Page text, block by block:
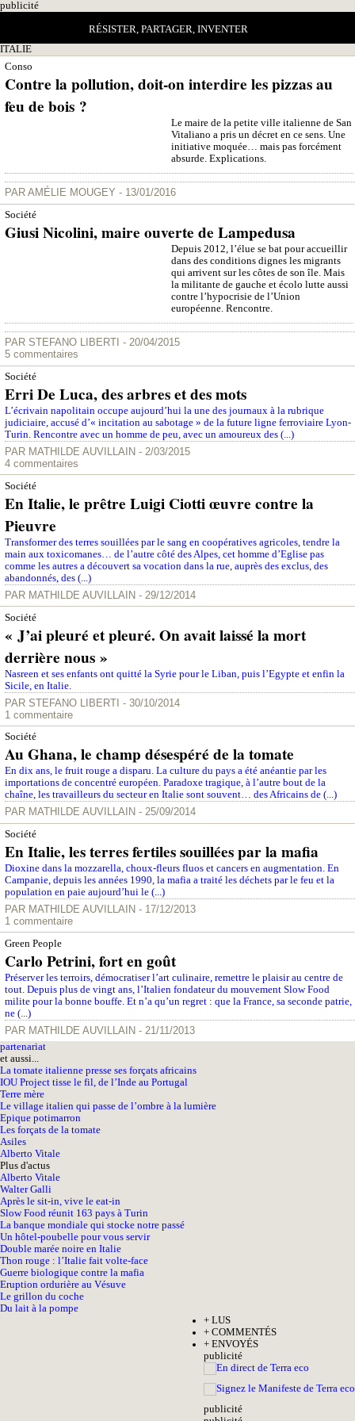
publicité
RÉSISTER, PARTAGER, INVENTER
ITALIE
Conso
Contre la pollution, doit-on interdire les pizzas au
feu de bois ?
Le maire de la petite ville italienne de San
Vitaliano a pris un décret en ce sens. Une
initiative moquée… mais pas forcément
absurde. Explications.
PARAMÉLIE MOUGEY - 13/01/2016
Société
Giusi Nicolini, maire ouverte de Lampedusa
Depuis 2012, l’élue se bat pour accueillir
dans des conditions dignes les migrants
qui arrivent sur les côtes de son île. Mais
la militante de gauche et écolo lutte aussi
contre l’hypocrisie de l’Union
européenne. Rencontre.
PARSTEFANO LIBERTI - 20/04/2015
5 commentaires
Société
Erri De Luca, des arbres et des mots
L’écrivain napolitain occupe aujourd’hui la une des journaux à la rubrique
judiciaire, accusé d’« incitation au sabotage » de la future ligne ferroviaire Lyon-
Turin. Rencontre avec un homme de peu, avec un amoureux des (...)
PAR MATHILDE AUVILLAIN - 2/03/2015
4 commentaires
Société
En Italie, le prêtre Luigi Ciotti œuvre contre la
Pieuvre
Transformer des terres souillées par le sang en coopératives agricoles, tendre la
main aux toxicomanes… de l’autre côté des Alpes, cet homme d’Eglise pas
comme les autres a découvert sa vocation dans la rue, auprès des exclus, des
abandonnés, des (...)
PAR MATHILDE AUVILLAIN - 29/12/2014
Société
« J’ai pleuré et pleuré. On avait laissé la mort
derrière nous »
Nasreen et ses enfants ont quitté la Syrie pour le Liban, puis l’Egypte et enfin la
Sicile, en Italie.
PARSTEFANO LIBERTI - 30/10/2014
1 commentaire
Société
Au Ghana, le champ désespéré de la tomate
En dix ans, le fruit rouge a disparu. La culture du pays a été anéantie par les
importations de concentré européen. Paradoxe tragique, à l’autre bout de la
chaîne, les travailleurs du secteur en Italie sont souvent… des Africains de (...)
PAR MATHILDE AUVILLAIN - 25/09/2014
Société
En Italie, les terres fertiles souillées par la mafia
Dioxine dans la mozzarella, choux-fleurs fluos et cancers en augmentation. En
Campanie, depuis les années 1990, la mafia a traité les déchets par le feu et la
population en paie aujourd’hui le (...)
PAR MATHILDE AUVILLAIN - 17/12/2013
1 commentaire
Green People
Carlo Petrini, fort en goût
Préserver les terroirs, démocratiser l’art culinaire, remettre le plaisir au centre de
tout. Depuis plus de vingt ans, l’Italien fondateur du mouvement Slow Food
milite pour la bonne bouffe. Et n’a qu’un regret : que la France, sa seconde patrie,
ne (...)
PAR MATHILDE AUVILLAIN - 21/11/2013
partenariat
et aussi...
La tomate italienne presse ses forçats africains
IOU Project tisse le fil, de l’Inde au Portugal
Terre mère
Le village italien qui passe de l’ombre à la lumière
Epique potimarron
Les forçats de la tomate
Asiles
Alberto Vitale
Plus d'actus
Alberto Vitale
Walter Galli
Après le sit-in, vive le eat-in
Slow Food réunit 163 pays à Turin
La banque mondiale qui stocke notre passé
Un hôtel-poubelle pour vous servir
Double marée noire en Italie
Thon rouge : l’Italie fait volte-face
Guerre biologique contre la mafia
Eruption ordurière au Vésuve
Le grillon du coche
Du lait à la pompe
+ LUS
+ COMMENTÉS
+ ENVOYÉS
publicité
publicité